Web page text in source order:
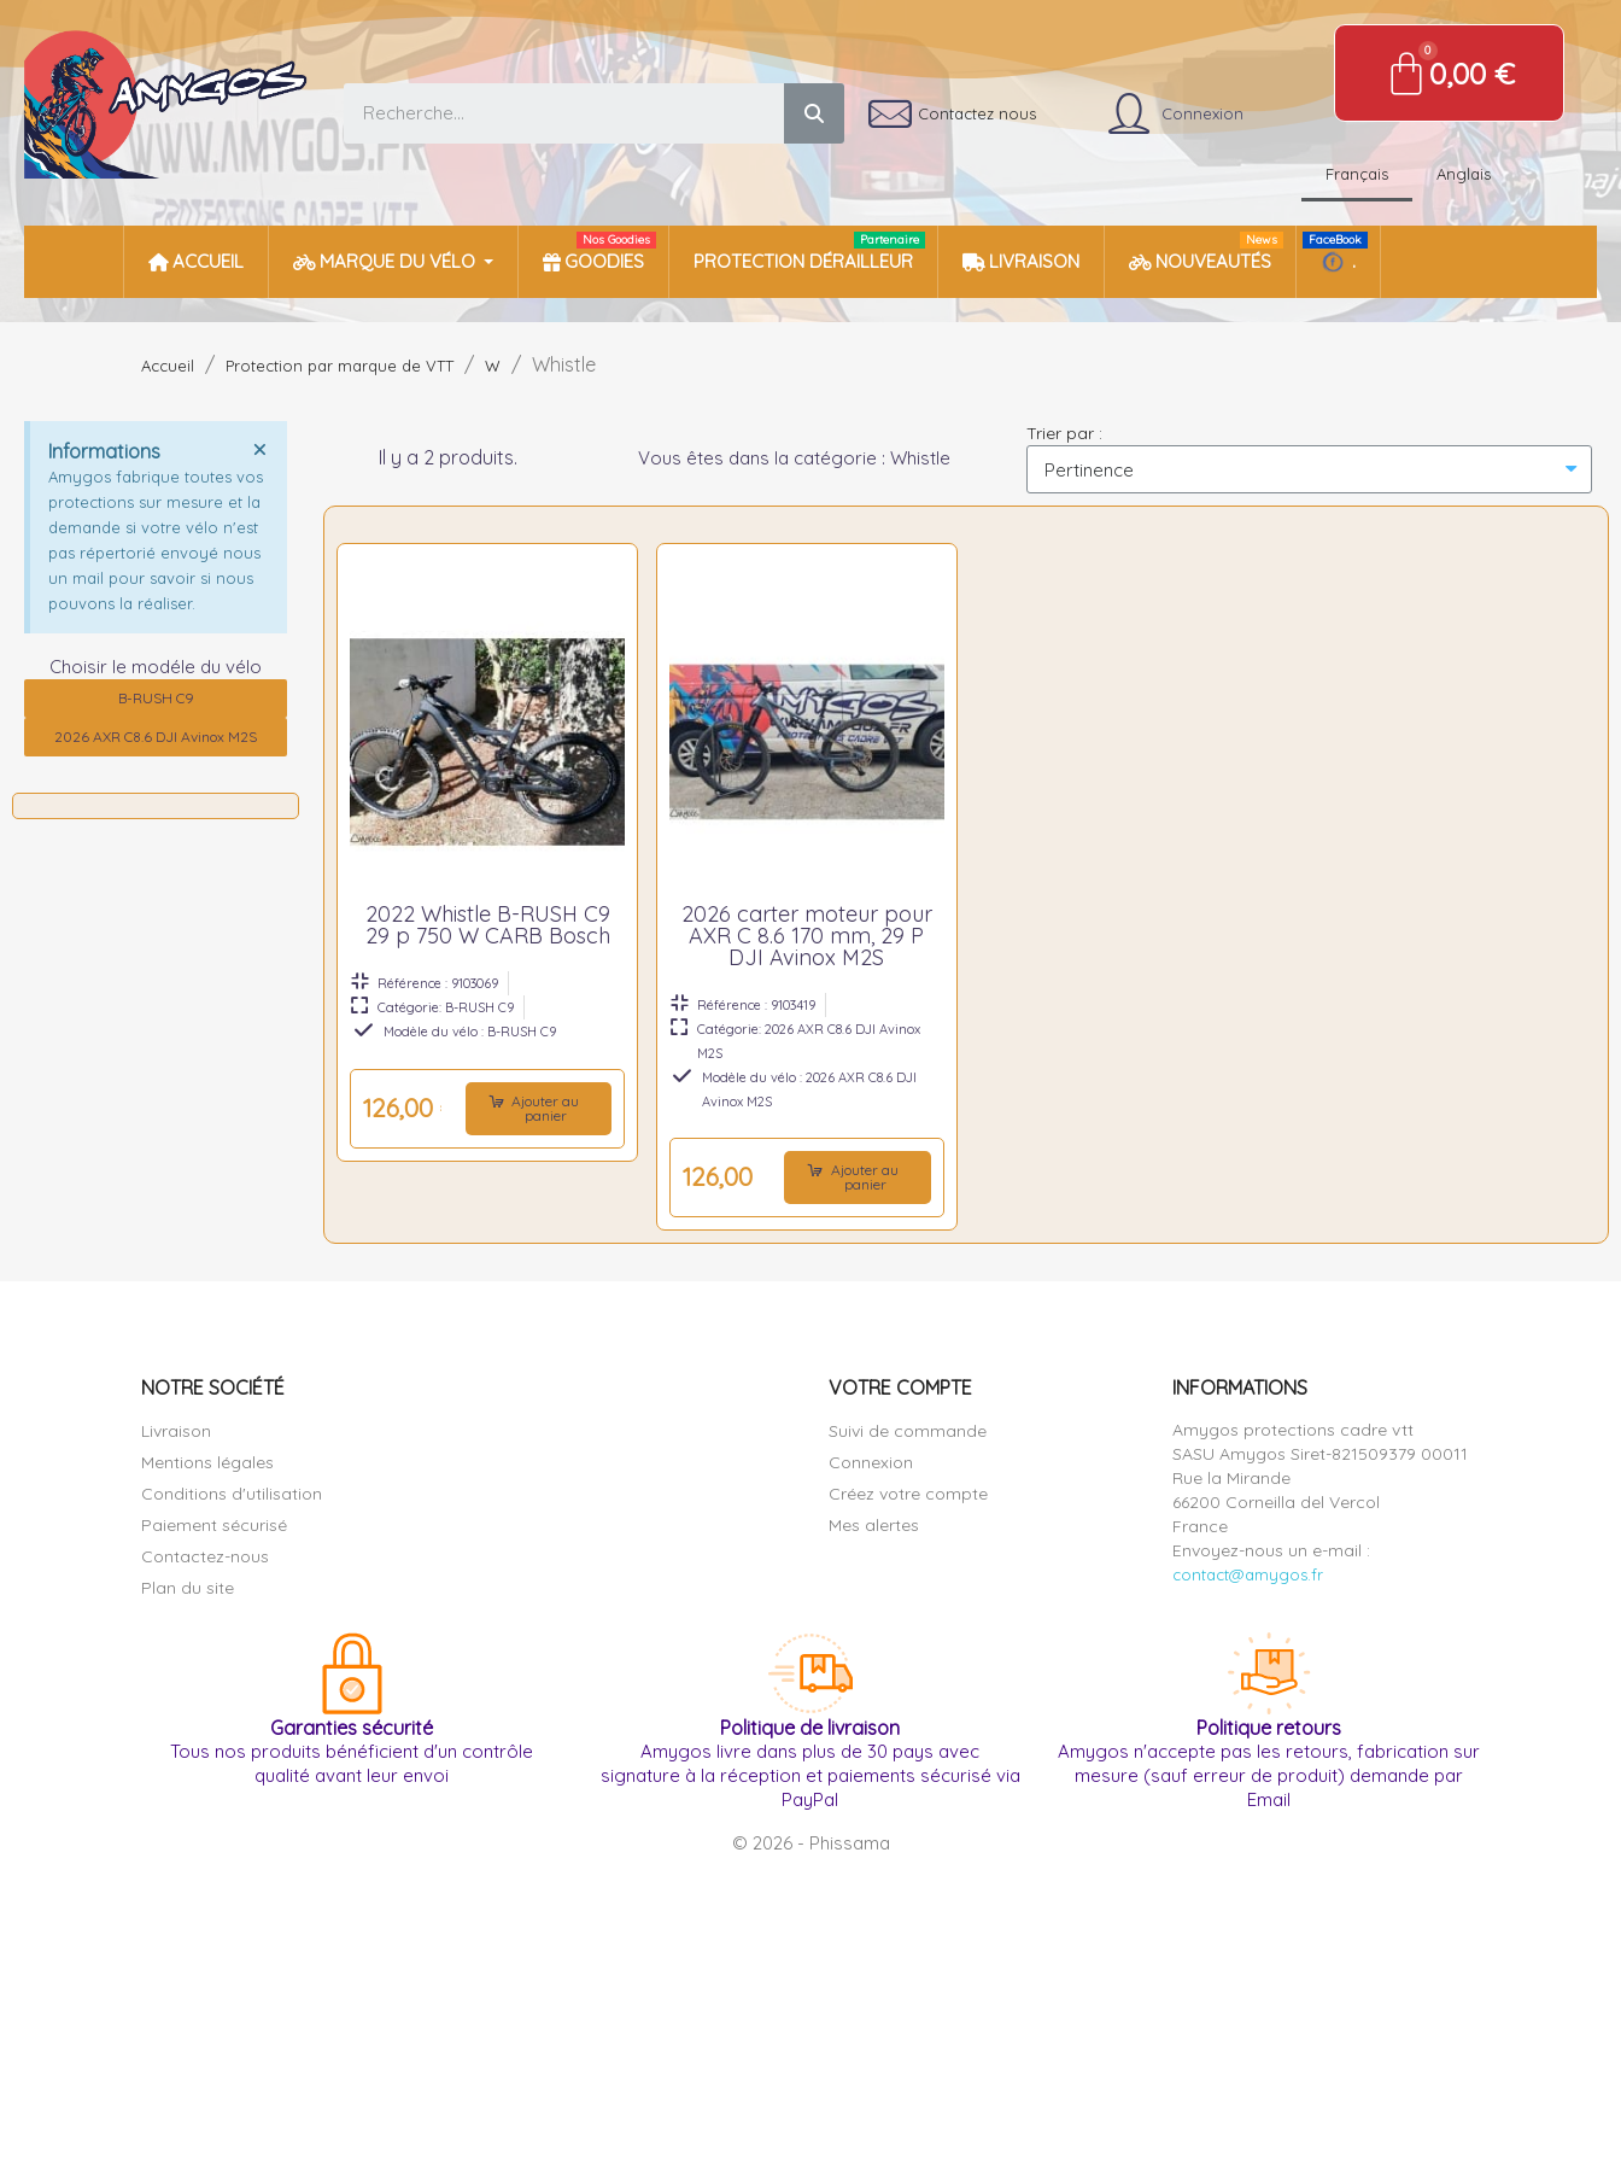
Contactez nous Connexion
0,00 €
Français Anglais
ACCUEIL MARQUE DU VÉLO GOODIES
Nos Goodies
PROTECTION DÉRAILLEUR
Partenaire
LIVRAISON NOUVEAUTÉS
News
.
FaceBook
Accueil Protection par marque de VTT W Whistle
Informations
Amygos fabrique toutes vos
protections sur mesure et la
demande si votre vélo n'est
pas répertorié envoyé nous
un mail pour savoir si nous
pouvons la réaliser.
Choisir le modéle du vélo
B-RUSH C9
2026 AXR C8.6 DJI Avinox M2S
Il y a 2 produits. Vous êtes dans la catégorie : Whistle
Trier par :
2022 Whistle B-RUSH C9
29 p 750 W CARB Bosch
Référence : 9103069
Catégorie: B-RUSH C9
Modèle du vélo : B-RUSH C9
126,00 €
Ajouter au
panier
2026 carter moteur pour
AXR C 8.6 170 mm, 29 P
DJI Avinox M2S
Référence : 9103419
Catégorie: 2026 AXR C8.6 DJI Avinox
M2S
Modèle du vélo : 2026 AXR C8.6 DJI
Avinox M2S
126,00 €
Ajouter au
panier
NOTRE SOCIÉTÉ
Livraison
Mentions légales
Conditions d'utilisation
Paiement sécurisé
Contactez-nous
Plan du site
VOTRE COMPTE
Suivi de commande
Connexion
Créez votre compte
Mes alertes
INFORMATIONS
Amygos protections cadre vtt
SASU Amygos Siret-821509379 00011
Rue la Mirande
66200 Corneilla del Vercol
France
Envoyez-nous un e-mail :
contact@amygos.fr
Garanties sécurité
Tous nos produits bénéficient d'un contrôle
qualité avant leur envoi
Politique de livraison
Amygos livre dans plus de 30 pays avec
signature à la réception et paiements sécurisé via
PayPal
Politique retours
Amygos n'accepte pas les retours, fabrication sur
mesure (sauf erreur de produit) demande par
Email
© 2026 - Phissama